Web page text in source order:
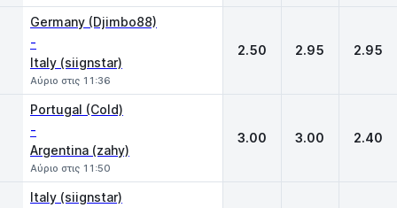
Germany (Djimbo88)
-
Italy (siignstar)
Αύριο στις 11:36
2.50 2.95 2.95
Portugal (Cold)
-
Argentina (zahy)
Αύριο στις 11:50
3.00 3.00 2.40
Italy (siignstar)